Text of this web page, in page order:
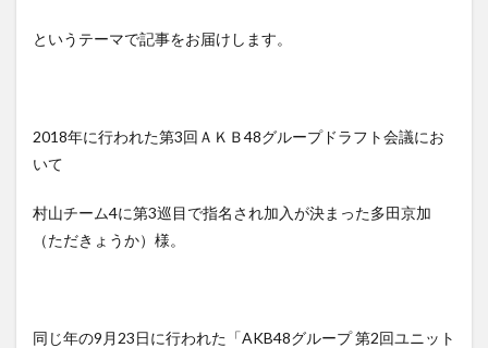
というテーマで記事をお届けします。
2018年に行われた第3回ＡＫＢ48グループドラフト会議にお
いて
村山チーム4に第3巡目で指名され加入が決まった多田京加
（ただきょうか）様。
同じ年の9月23日に行われた「AKB48グループ 第2回ユニット